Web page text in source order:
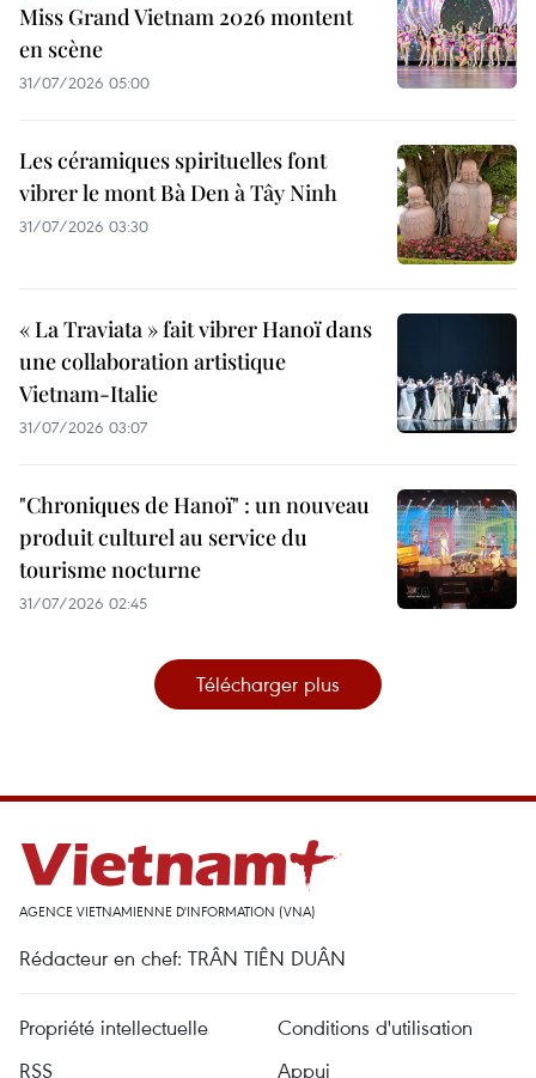
Miss Grand Vietnam 2026 montent
en scène
31/07/2026 05:00
Les céramiques spirituelles font
vibrer le mont Bà Den à Tây Ninh
31/07/2026 03:30
« La Traviata » fait vibrer Hanoï dans
une collaboration artistique
Vietnam-Italie
31/07/2026 03:07
"Chroniques de Hanoï" : un nouveau
produit culturel au service du
tourisme nocturne
31/07/2026 02:45
Télécharger plus
AGENCE VIETNAMIENNE D'INFORMATION (VNA)
Rédacteur en chef: TRÂN TIÊN DUÂN
Propriété intellectuelle
Conditions d'utilisation
RSS
Appui